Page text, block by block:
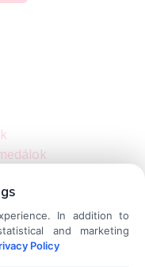
In addition to
and marketing
Policy